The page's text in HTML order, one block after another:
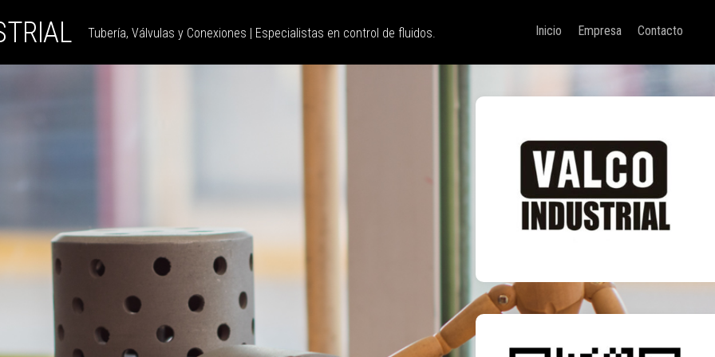
Tubería, Válvulas y Conexiones | Especialistas en control de fluidos. Inicio Empresa Contacto